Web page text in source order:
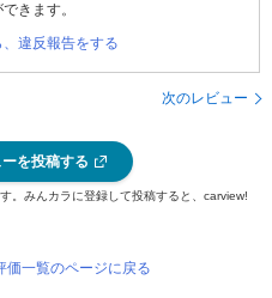
きます。
、違反報告をする
次のレビュー
を投稿する
。みんカラに登録して投稿すると、carview!
価一覧のページに戻る